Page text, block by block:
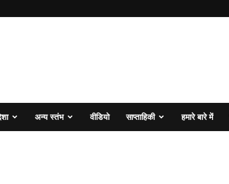
अन्य स्तंभ वीडियो साप्ताहिकी हमारे बारे में